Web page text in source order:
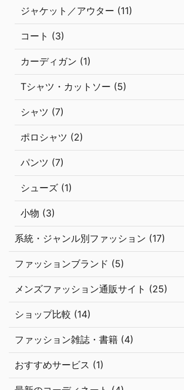
ジャケット／アウター (11)
コート (3)
カーディガン (1)
Tシャツ・カットソー (5)
シャツ (7)
ポロシャツ (2)
パンツ (7)
シューズ (1)
小物 (3)
系統・ジャンル別ファッション (17)
ファッションブランド (5)
メンズファッション通販サイト (25)
ショップ比較 (14)
ファッション雑誌・書籍 (4)
おすすめサービス (1)